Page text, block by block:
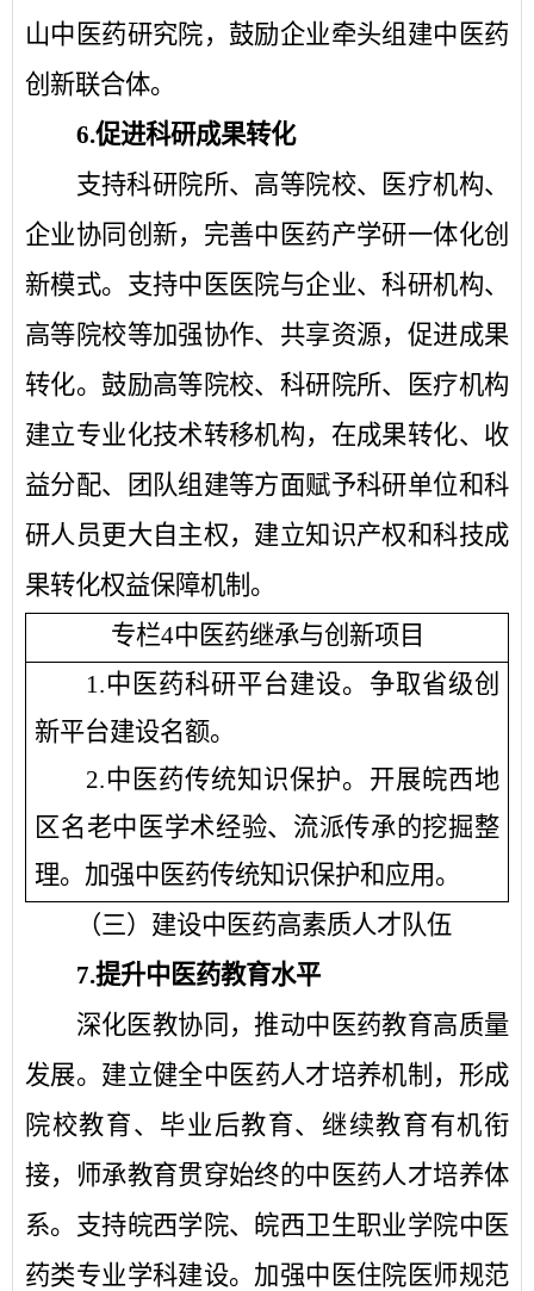
山中医药研究院，鼓励企业牵头组建中医药
创新联合体。
6.促进科研成果转化
支持科研院所、高等院校、医疗机构、
企业协同创新，完善中医药产学研一体化创
新模式。支持中医医院与企业、科研机构、
高等院校等加强协作、共享资源，促进成果
转化。鼓励高等院校、科研院所、医疗机构
建立专业化技术转移机构，在成果转化、收
益分配、团队组建等方面赋予科研单位和科
研人员更大自主权，建立知识产权和科技成
果转化权益保障机制。
专栏4中医药继承与创新项目
1.中医药科研平台建设。 争取省级创
新平台建设名额。
2.中医药传统知识保护。 开展皖西地
区名老中医学术经验、流派传承的挖掘整
理。加强中医药传统知识保护和应用。
（三）建设中医药高素质人才队伍
7.提升中医药教育水平
深化医教协同，推动中医药教育高质量
发展。 建立健全中医药人才培养机制，形成
院校教育、毕业后教育、继续教育有机衔
接，师承教育贯穿始终的中医药人才培养体
系。支持皖西学院、皖西卫生职业学院中医
药类专业学科建设。加强中医住院医师规范